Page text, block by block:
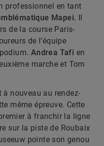
professionnel en tant
Mapei.
de la course Paris-
de l’équipe
Andrea Tafi en
marche et Tom
à nouveau au rendez-
même épreuve. Cette
à franchir la ligne
sur la piste de Roubaix
pointe son genou